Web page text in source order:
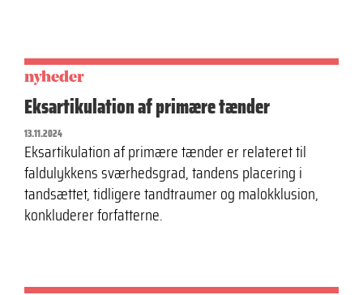
nyheder
Eksartikulation af primære tænder
13.11.2024
Eksartikulation af primære tænder er relateret til
faldulykkens sværhedsgrad, tandens placering i
tandsættet, tidligere tandtraumer og malokklusion,
konkluderer forfatterne.